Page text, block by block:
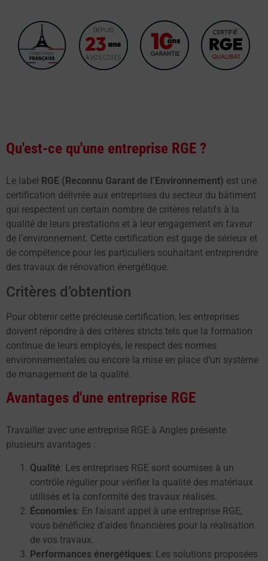
Qu'est-ce qu'une entreprise RGE ?
Le label RGE (Reconnu Garant de l’Environnement) est une
certification délivrée aux entreprises du secteur du bâtiment
qui respectent un certain nombre de critères relatifs à la
qualité de leurs prestations et à leur engagement en faveur
de l’environnement. Cette certification est gage de sérieux et
de compétence pour les particuliers souhaitant entreprendre
des travaux de rénovation énergétique.
Critères d’obtention
Pour obtenir cette précieuse certification, les entreprises
doivent répondre à des critères stricts tels que la formation
continue de leurs employés, le respect des normes
environnementales ou encore la mise en place d’un système
de management de la qualité.
Avantages d'une entreprise RGE
Travailler avec une entreprise RGE à Angles présente
plusieurs avantages :
Qualité: Les entreprises RGE sont soumises à un
contrôle régulier pour vérifier la qualité des matériaux
utilisés et la conformité des travaux réalisés.
Économies: En faisant appel à une entreprise RGE,
vous bénéficiez d’aides financières pour la réalisation
de vos travaux.
Performances énergétiques: Les solutions proposées